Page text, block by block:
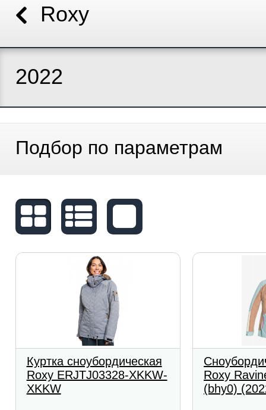
Roxy
2022
Подбор по параметрам
Куртка сноубордическая
Roxy ERJTJ03328-XKKW-
XKKW
Roxy
(bhy0)